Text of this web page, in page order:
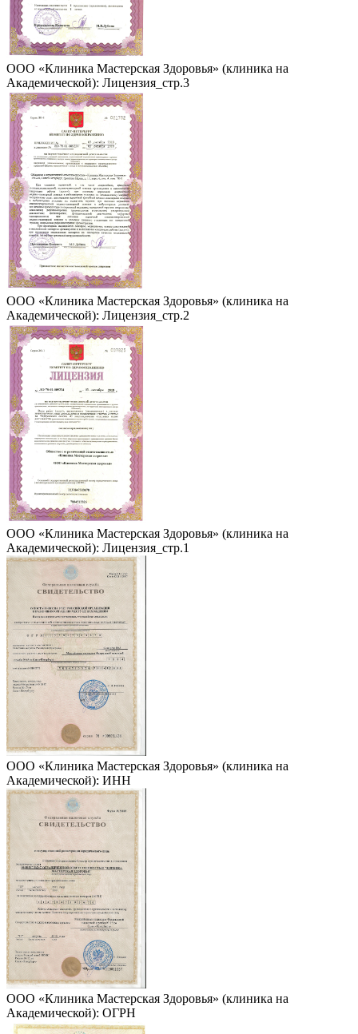
ООО «Клиника Мастерская Здоровья» (клиника на
Академической): Лицензия_стр.3
ООО «Клиника Мастерская Здоровья» (клиника на
Академической): Лицензия_стр.2
ООО «Клиника Мастерская Здоровья» (клиника на
Академической): Лицензия_стр.1
ООО «Клиника Мастерская Здоровья» (клиника на
Академической): ИНН
ООО «Клиника Мастерская Здоровья» (клиника на
Академической): ОГРН